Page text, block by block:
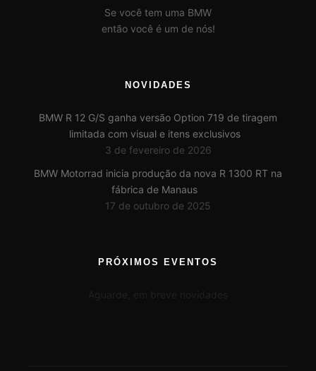
Se você tem uma BMW
então você é um de nós!
NOVIDADES
BMW R 12 G/S ganha versão Option 719 de tiragem
limitada com visual e itens exclusivos
3 de fevereiro de 2026
BMW Motorrad inicia produção da nova R 1300 RT na
fábrica de Manaus
17 de outubro de 2025
PRÓXIMOS EVENTOS